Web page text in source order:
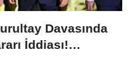
Davasında
İddiası!